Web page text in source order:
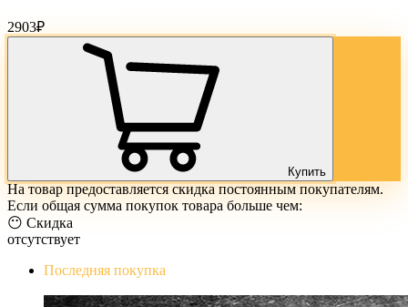
2903₽
Купить
На товар предоставляется скидка постоянным покупателям.
Если общая сумма покупок товара больше чем:
😶 Скидка
отсутствует
Последняя покупка